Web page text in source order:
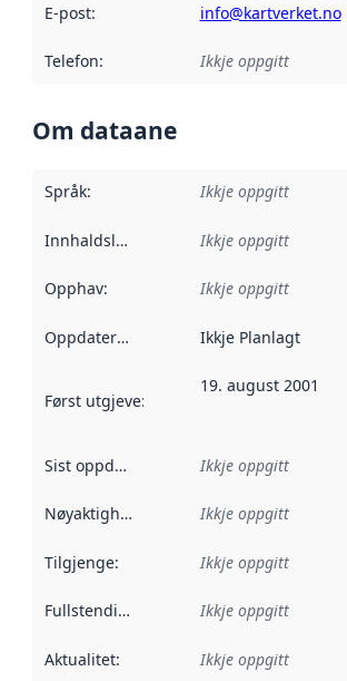
E-post: info@kartverket.no
Telefon: Ikkje oppgitt
Om dataane
Språk: Ikkje oppgitt
Innhaldsleverandørar :
Ikkje oppgitt
Opphav: Ikkje oppgitt
Oppdateringsfrekvens :
Ikkje Planlagt
Først utgjeve: Denne datoen seier når
19. august 2001
Sist oppdatert Ikkje oppgitt
Nøyaktigheit Ikkje oppgitt
Tilgjenge: Ikkje oppgitt
Fullstendigheit Ikkje oppgitt
Aktualitet: Ikkje oppgitt